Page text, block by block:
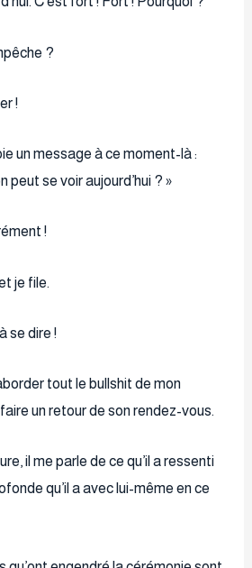
?
!
un message à ce moment-là :
peut se voir aujourd’hui ? »
!
je file.
se dire !
tout le bullshit de mon
un retour de son rendez-vous.
il me parle de ce qu’il a ressenti
qu’il a avec lui-même en ce